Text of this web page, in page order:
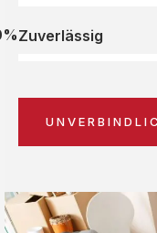
Zuverlässig